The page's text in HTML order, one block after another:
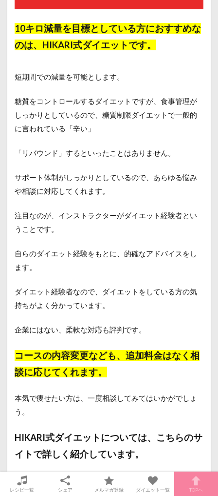
10キロ減量を目標としている方におすすめな
のは、HIKARI式ダイエットです。
短期間での減量を可能とします。
糖質をコントロールするダイエットですが、食事管理が
しっかりとしているので、糖質制限ダイエットで一般的
に言われている「辛い」
「リバウンド」するといったことはありません。
サポート体制がしっかりとしているので、あらゆる悩み
や相談に対応してくれます。
注目なのが、インストラクターがダイエット経験者とい
うことです。
自らのダイエット経験をもとに、的確なアドバイスをし
ます。
ダイエット経験者なので、ダイエットをしている方の気
持ちがよく分かっています。
企業にはない、柔軟な対応も評判です。
コースの内容変更なども、追加料金はなく相
談に応じてくれます。
本気で痩せたい方は、一度相談してみてはいかがでしょ
う。
HIKARI式ダイエットについては、こちらのサ
イトで詳しく紹介しています。
10キロ痩せる【HIKARI式ダイエット】短
レシピ一覧 シェア メルマガ登録 ダイエット一覧 TOPへ